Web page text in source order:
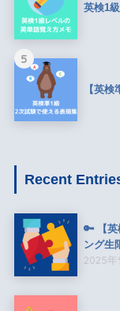
英検1
5
【英
Recent
🔑 【英
ング生
2025年